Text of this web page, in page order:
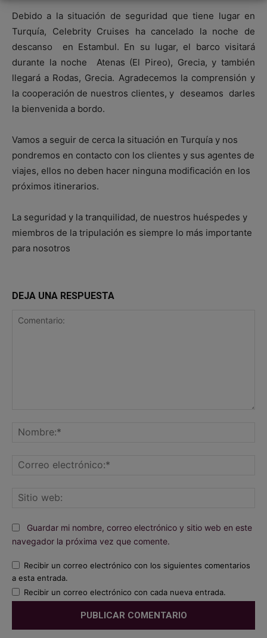
Debido a la situación de seguridad que tiene lugar en
Turquía, Celebrity Cruises ha cancelado la noche de
descanso en Estambul. En su lugar, el barco visitará
durante la noche Atenas (El Pireo), Grecia, y también
llegará a Rodas, Grecia. Agradecemos la comprensión y
la cooperación de nuestros clientes, y deseamos darles
la bienvenida a bordo.
Vamos a seguir de cerca la situación en Turquía y nos
pondremos en contacto con los clientes y sus agentes de
viajes, ellos no deben hacer ninguna modificación en los
próximos itinerarios.
La seguridad y la tranquilidad, de nuestros huéspedes y
miembros de la tripulación es siempre lo más importante
para nosotros
DEJA UNA RESPUESTA
Guardar mi nombre, correo electrónico y sitio web en este
navegador la próxima vez que comente.
Recibir un correo electrónico con los siguientes comentarios
a esta entrada.
Recibir un correo electrónico con cada nueva entrada.